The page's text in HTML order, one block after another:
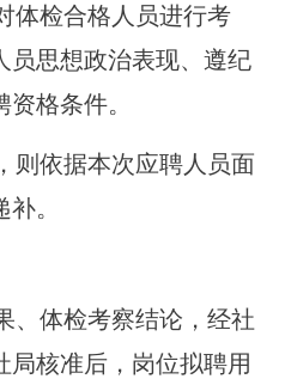
体检合格人员进行考
员思想政治表现、遵纪
格条件。
则依据本次应聘人员面
。
、体检考察结论，经社
局核准后，岗位拟聘用